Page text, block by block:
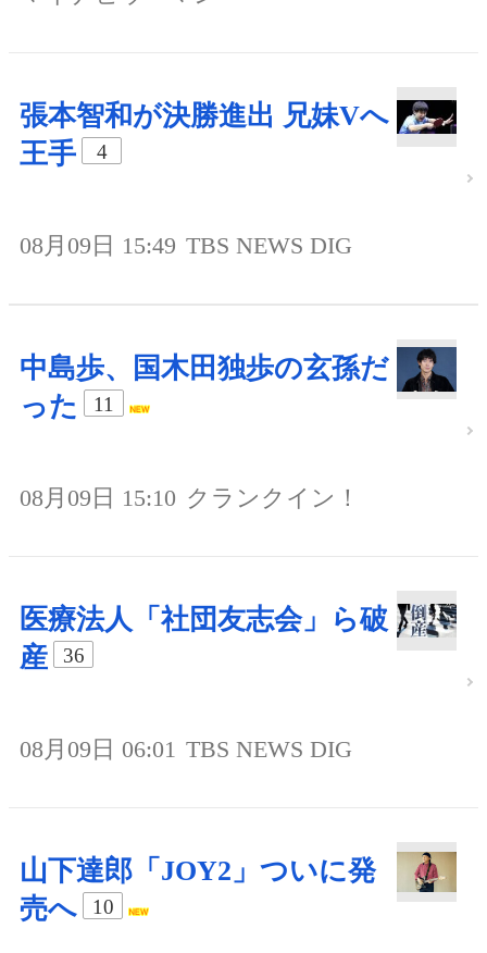
張本智和が決勝進出 兄妹Vへ
王手
4
08月09日 15:49 TBS NEWS DIG
中島歩、国木田独歩の玄孫だ
った
11
08月09日 15:10 クランクイン！
医療法人「社団友志会」ら破
産
36
08月09日 06:01 TBS NEWS DIG
山下達郎「JOY2」ついに発
売へ
10